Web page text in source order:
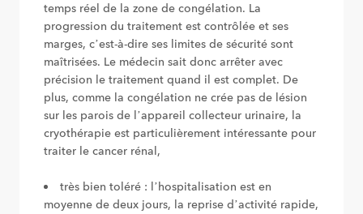
temps réel de la zone de congélation. La
progression du traitement est contrôlée et ses
marges, c’est-à-dire ses limites de sécurité sont
maîtrisées. Le médecin sait donc arrêter avec
précision le traitement quand il est complet. De
plus, comme la congélation ne crée pas de lésion
sur les parois de l’appareil collecteur urinaire, la
cryothérapie est particulièrement intéressante pour
traiter le cancer rénal,
très bien toléré : l’hospitalisation est en
moyenne de deux jours, la reprise d’activité rapide,